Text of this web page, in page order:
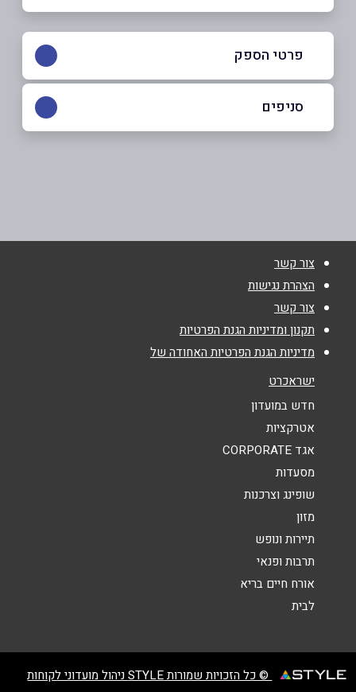
פרטי הספק
נושא*
אנא חזרו אלי בקשר ל...
סניפים
צור קשר
הצהרת נגישות
צור קשר
תקנון ומדיניות הגנת הפרטיות
מדיניות הגנת הפרטיות האחודה של
ישראכרט
חדש במועדון
אטרקציות
אגד CORPORATE
מסעדות
שופינג וצרכנות
מזון
תיירות ונופש
תרבות ופנאי
אורח חיים בריא
לבית
© כל הזכויות שמורות STYLE ניהול מועדוני לקוחות